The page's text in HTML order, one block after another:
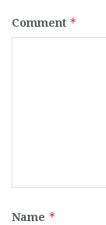
Comment *
Name *